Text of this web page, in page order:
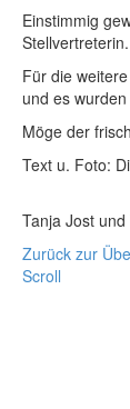
Einstimmig
Stellvertreterin.
Für die
und es
Möge der
Text u. Foto:
Tanja Jost
Zurück zur
Scroll